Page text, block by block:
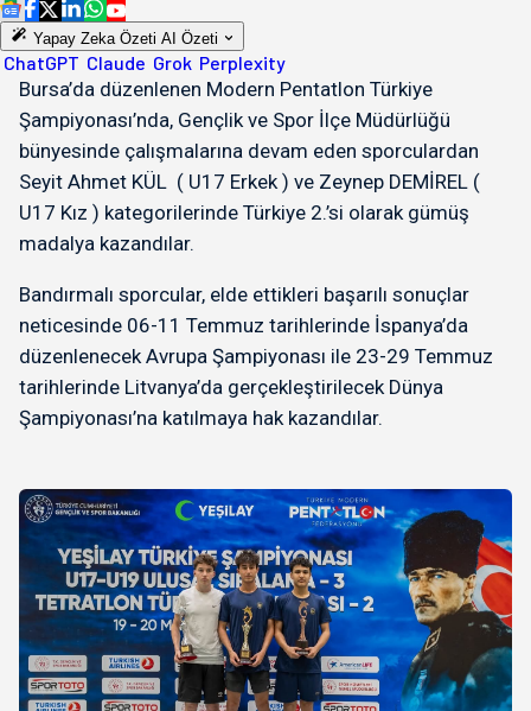
Yapay Zeka Özeti AI Özeti
ChatGPT Claude Grok Perplexity
Bursa’da düzenlenen Modern Pentatlon Türkiye
Şampiyonası’nda, Gençlik ve Spor İlçe Müdürlüğü
bünyesinde çalışmalarına devam eden sporculardan
Seyit Ahmet KÜL ( U17 Erkek ) ve Zeynep DEMİREL (
U17 Kız ) kategorilerinde Türkiye 2.’si olarak gümüş
madalya kazandılar.
Bandırmalı sporcular, elde ettikleri başarılı sonuçlar
neticesinde 06-11 Temmuz tarihlerinde İspanya’da
düzenlenecek Avrupa Şampiyonası ile 23-29 Temmuz
tarihlerinde Litvanya’da gerçekleştirilecek Dünya
Şampiyonası’na katılmaya hak kazandılar.